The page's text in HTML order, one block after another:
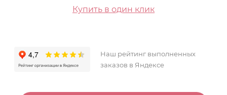
Купить в один клик
Наш рейтинг выполненных
заказов в Яндексе